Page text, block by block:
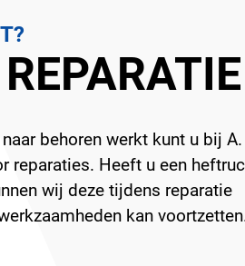
behoren werkt kunt u bij A.
reparaties. Heeft u een
wij deze tijdens reparatie
kan